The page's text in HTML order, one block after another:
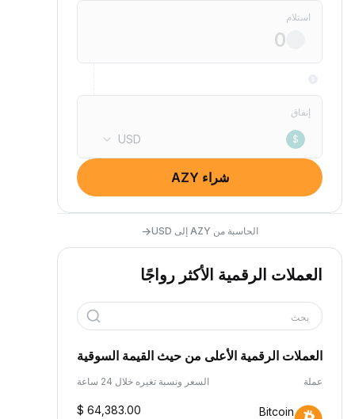
استلام
إنفاق
$
USD
شراء AZY
الحاسبة من AZY إلى USD →
العملات الرقمية الأكثر رواجًا
بحث
العملات الرقمية الأعلى من حيث القيمة السوقية
عملة السعر ونسبة تغيره خلال 24 ساعة
Bitcoin
$ 64,383.00